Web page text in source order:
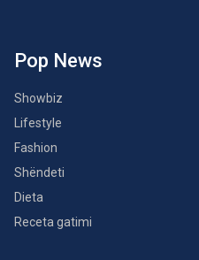
Pop News
Showbiz
Lifestyle
Fashion
Shëndeti
Dieta
Receta gatimi